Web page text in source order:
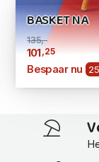
BASKET NA
135,-
101,25
Bespaar nu